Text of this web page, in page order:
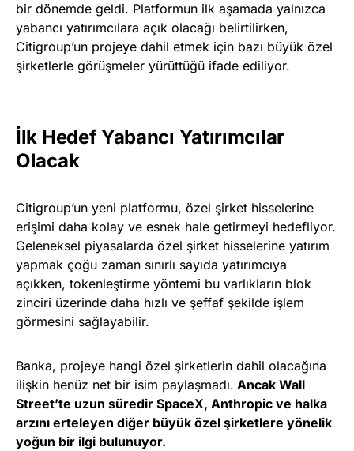
bir dönemde geldi. Platformun ilk aşamada yalnızca
yabancı yatırımcılara açık olacağı belirtilirken,
Citigroup’un projeye dahil etmek için bazı büyük özel
şirketlerle görüşmeler yürüttüğü ifade ediliyor.
İlk Hedef Yabancı Yatırımcılar
Olacak
Citigroup’un yeni platformu, özel şirket hisselerine
erişimi daha kolay ve esnek hale getirmeyi hedefliyor.
Geleneksel piyasalarda özel şirket hisselerine yatırım
yapmak çoğu zaman sınırlı sayıda yatırımcıya
açıkken, tokenleştirme yöntemi bu varlıkların blok
zinciri üzerinde daha hızlı ve şeffaf şekilde işlem
görmesini sağlayabilir.
Banka, projeye hangi özel şirketlerin dahil olacağına
ilişkin henüz net bir isim paylaşmadı. Ancak Wall
Street’te uzun süredir SpaceX, Anthropic ve halka
arzını erteleyen diğer büyük özel şirketlere yönelik
yoğun bir ilgi bulunuyor.